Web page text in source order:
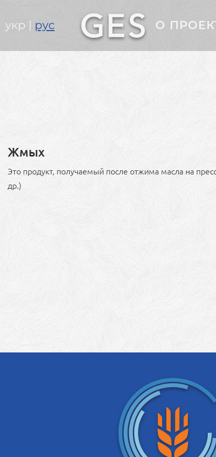
укр рус
Головне
О
Жмых
Это продукт, получаемый после отжима масла на
др.)